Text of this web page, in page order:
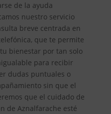
de la ayuda
nuestro servicio
breve centrada en
que te permite
bienestar por tan solo
para recibir
dudas puntuales o
sin que el
que el cuidado de
de Aznalfarache esté